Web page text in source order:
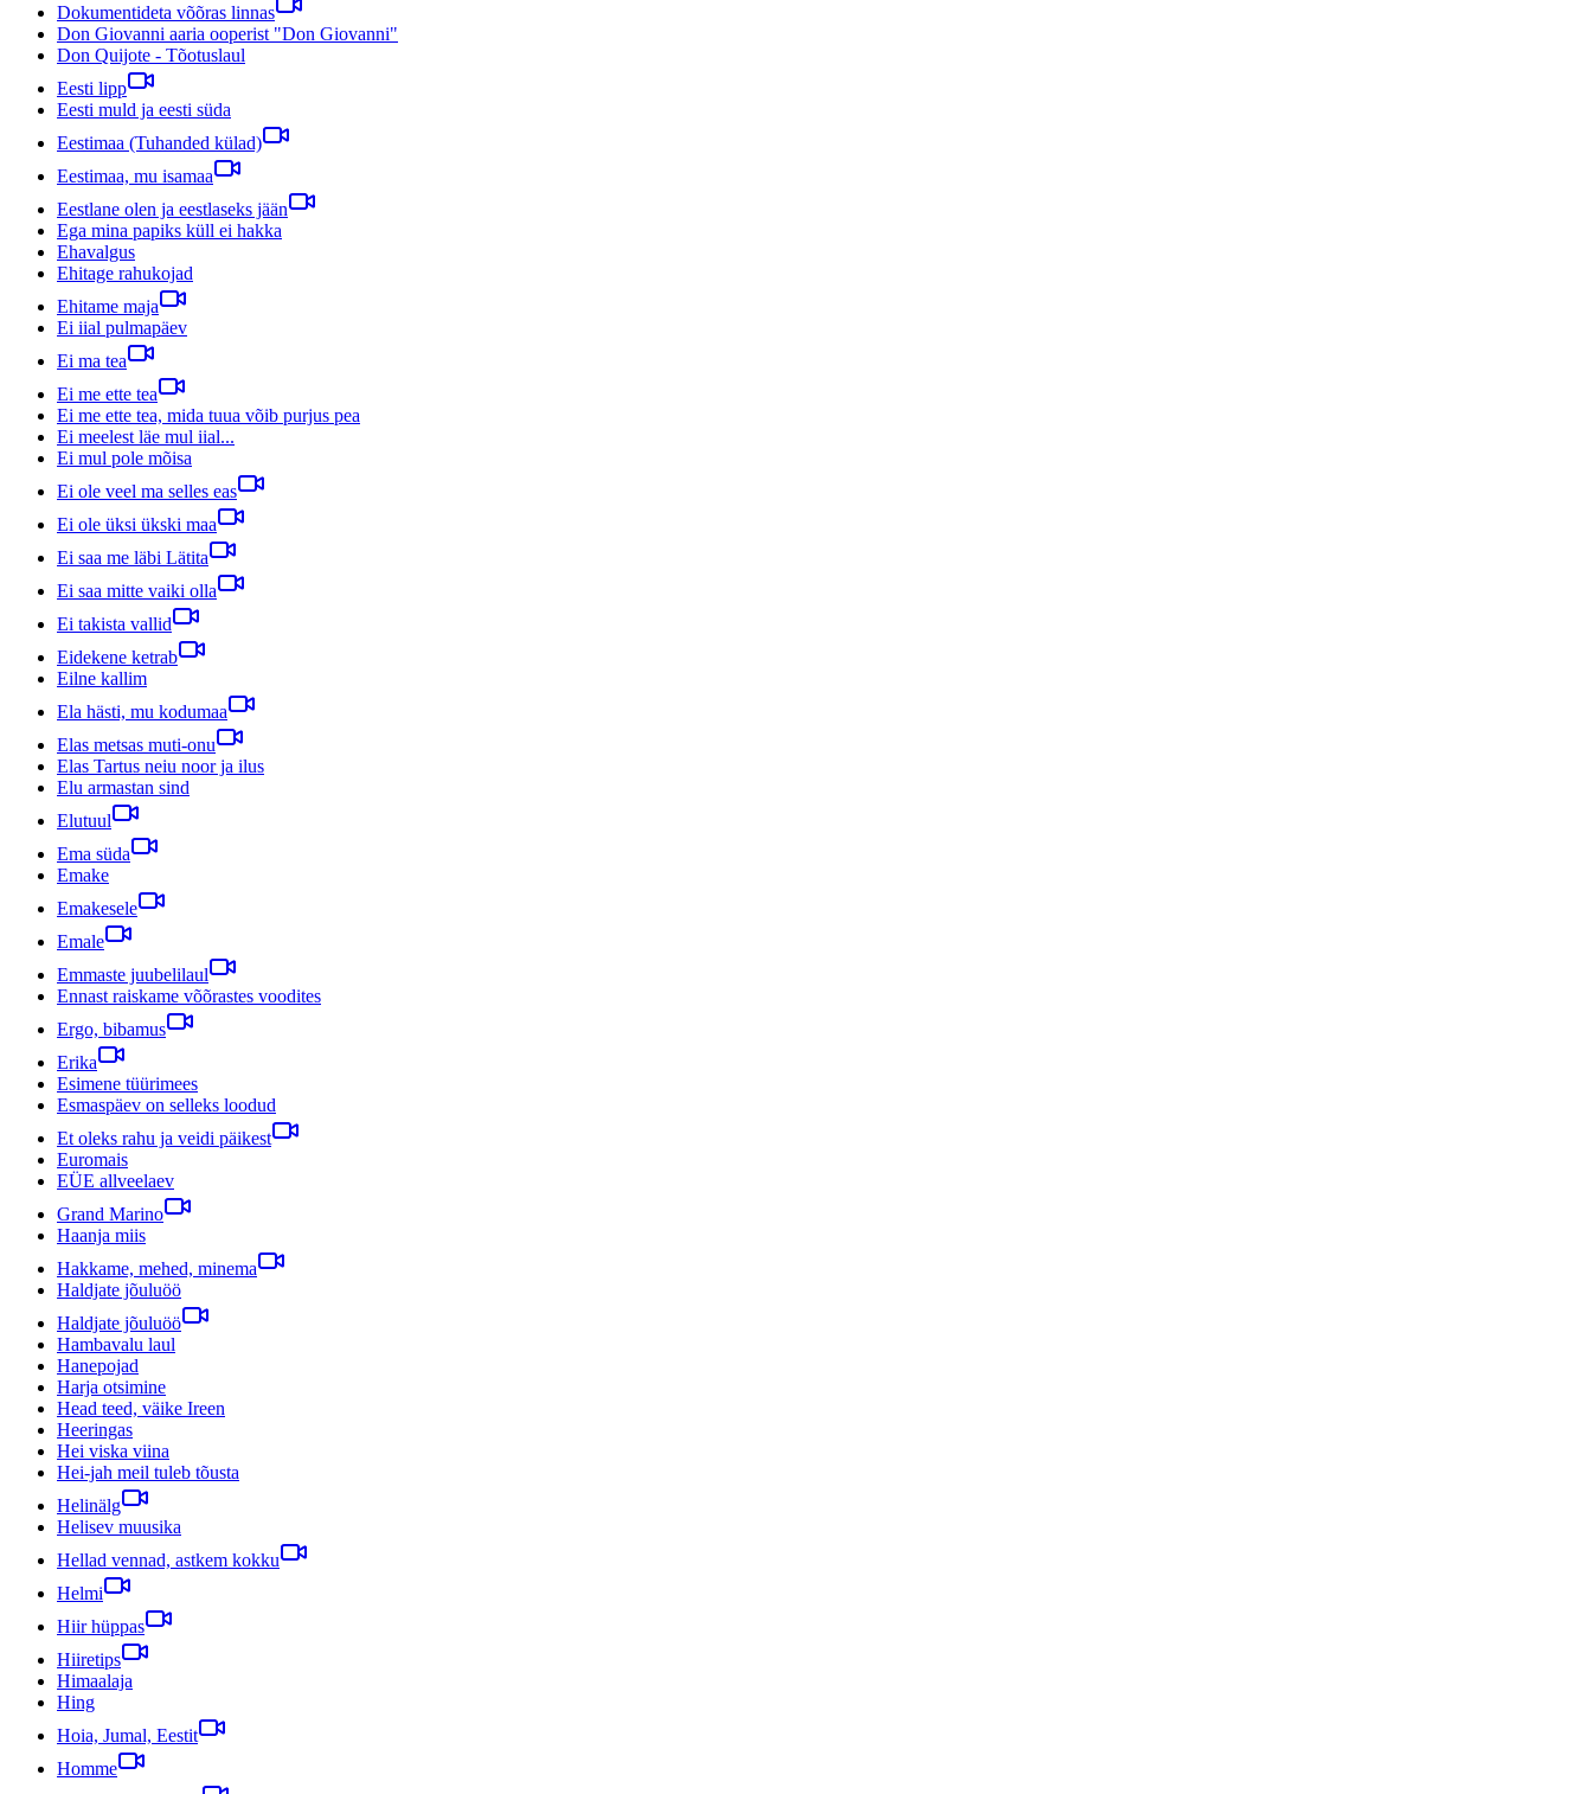
Dokumentideta võõras linnas
Don Giovanni aaria ooperist "Don Giovanni"
Don Quijote - Tõotuslaul
Eesti lipp
Eesti muld ja eesti süda
Eestimaa (Tuhanded külad)
Eestimaa, mu isamaa
Eestlane olen ja eestlaseks jään
Ega mina papiks küll ei hakka
Ehavalgus
Ehitage rahukojad
Ehitame maja
Ei iial pulmapäev
Ei ma tea
Ei me ette tea
Ei me ette tea, mida tuua võib purjus pea
Ei meelest läe mul iial...
Ei mul pole mõisa
Ei ole veel ma selles eas
Ei ole üksi ükski maa
Ei saa me läbi Lätita
Ei saa mitte vaiki olla
Ei takista vallid
Eidekene ketrab
Eilne kallim
Ela hästi, mu kodumaa
Elas metsas muti-onu
Elas Tartus neiu noor ja ilus
Elu armastan sind
Elutuul
Ema süda
Emake
Emakesele
Emale
Emmaste juubelilaul
Ennast raiskame võõrastes voodites
Ergo, bibamus
Erika
Esimene tüürimees
Esmaspäev on selleks loodud
Et oleks rahu ja veidi päikest
Euromais
EÜE allveelaev
Grand Marino
Haanja miis
Hakkame, mehed, minema
Haldjate jõuluöö
Haldjate jõuluöö
Hambavalu laul
Hanepojad
Harja otsimine
Head teed, väike Ireen
Heeringas
Hei viska viina
Hei-jah meil tuleb tõusta
Helinälg
Helisev muusika
Hellad vennad, astkem kokku
Helmi
Hiir hüppas
Hiiretips
Himaalaja
Hing
Hoia, Jumal, Eestit
Homme